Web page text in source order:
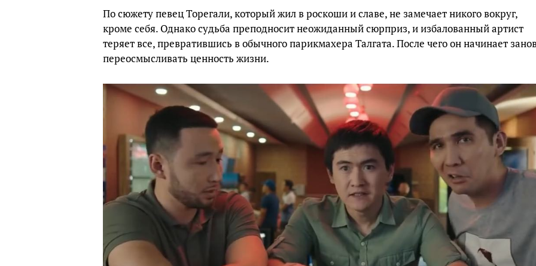
По сюжету певец Торегали, который жил в роскоши и славе, не замечает никого вокруг,
кроме себя. Однако судьба преподносит неожиданный сюрприз, и избалованный артист
теряет все, превратившись в обычного парикмахера Талгата. После чего он начинает
переосмысливать ценность жизни.